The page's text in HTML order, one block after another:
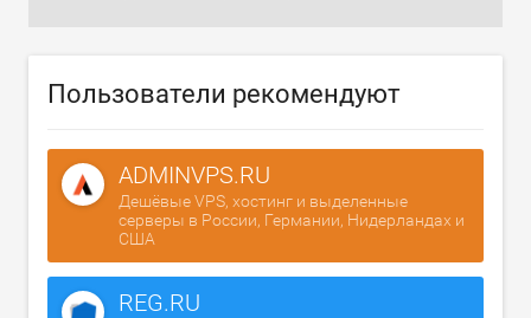
Пользователи рекомендуют
ADMINVPS.RU
Дешёвые VPS, хостинг и выделенные
серверы в России, Германии, Нидерландах и
США
REG.RU